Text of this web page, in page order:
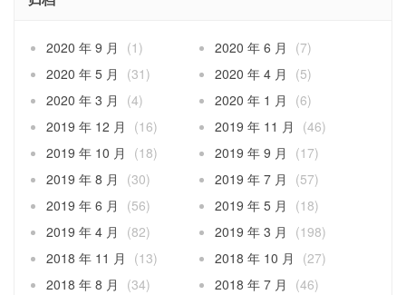
2020 年 9 月 (1) 2020 年 6 月
(7)
2020 年 5 月
(31) 2020 年 4 月
(5)
2020 年 3 月
(4) 2020 年 1 月
(6)
2019 年 12 月
(16) 2019 年 11 月
(46)
2019 年 10 月
(18) 2019 年 9 月
(17)
2019 年 8 月
(30) 2019 年 7 月
(57)
2019 年 6 月
(56) 2019 年 5 月
(18)
2019 年 4 月
(82) 2019 年 3 月
(198)
2018 年 11 月
(13) 2018 年 10 月
(27)
2018 年 8 月
(34) 2018 年 7 月
(46)